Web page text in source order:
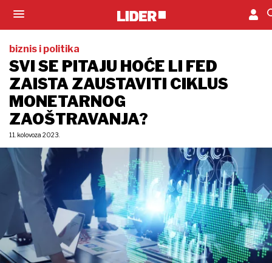
biznis i politika
SVI SE PITAJU HOĆE LI FED
ZAISTA ZAUSTAVITI CIKLUS
MONETARNOG
ZAOŠTRAVANJA?
11. kolovoza 2023.